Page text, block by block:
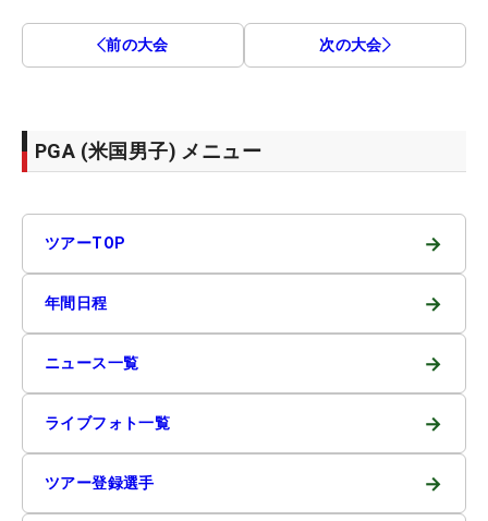
前の大会 次の大会
PGA (米国男子) メニュー
ツアーTOP →
年間日程 →
ニュース一覧 →
ライブフォト一覧 →
ツアー登録選手 →